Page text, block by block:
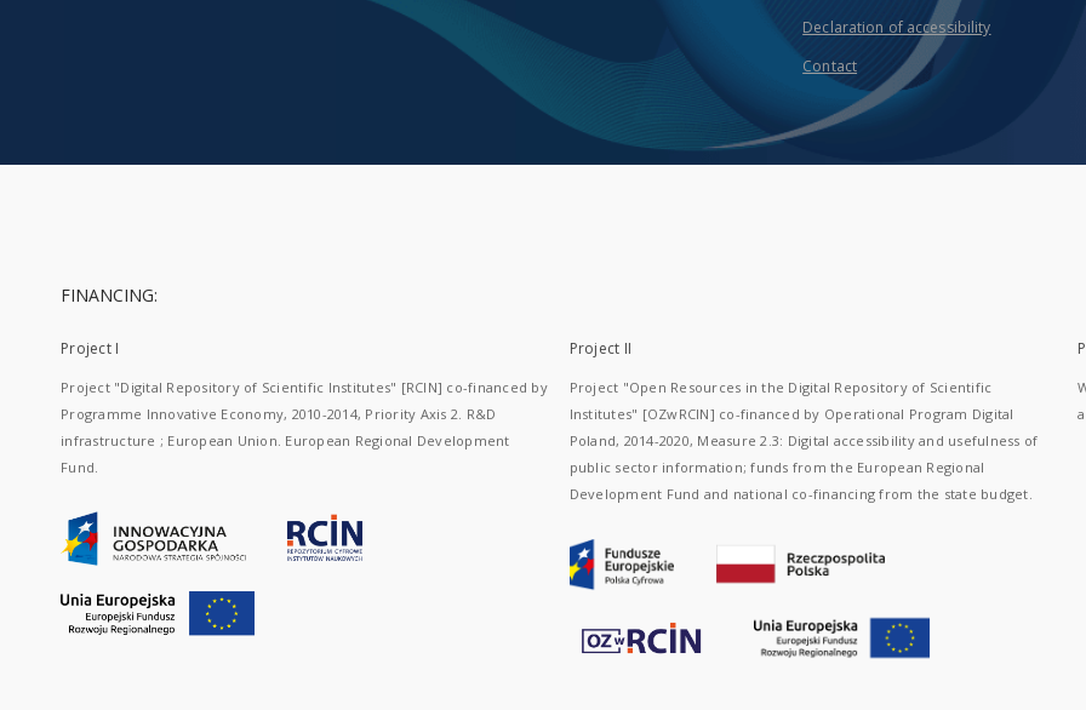
Declaration of accessibility
Contact
FINANCING:
Project I
Project "Digital Repository of Scientific Institutes" [RCIN] co-financed by
Programme Innovative Economy, 2010-2014, Priority Axis 2. R&D
infrastructure ; European Union. European Regional Development
Fund.
Project II
Project "Open Resources in the Digital Repository of Scientific
Institutes" [OZwRCIN] co-financed by Operational Program Digital
Poland, 2014-2020, Measure 2.3: Digital accessibility and usefulness of
public sector information; funds from the European Regional
Development Fund and national co-financing from the state budget.